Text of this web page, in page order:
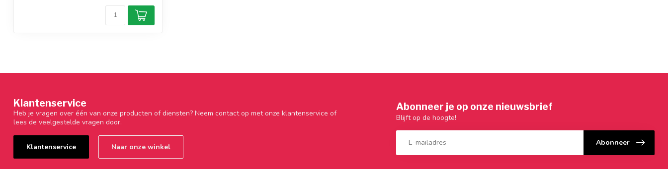
Klantenservice
Heb je vragen over één van onze producten of diensten? Neem contact op met onze klantenservice of
lees de veelgestelde vragen door.
Klantenservice Naar onze winkel
Abonneer je op onze nieuwsbrief
Blijft op de hoogte!
Abonneer